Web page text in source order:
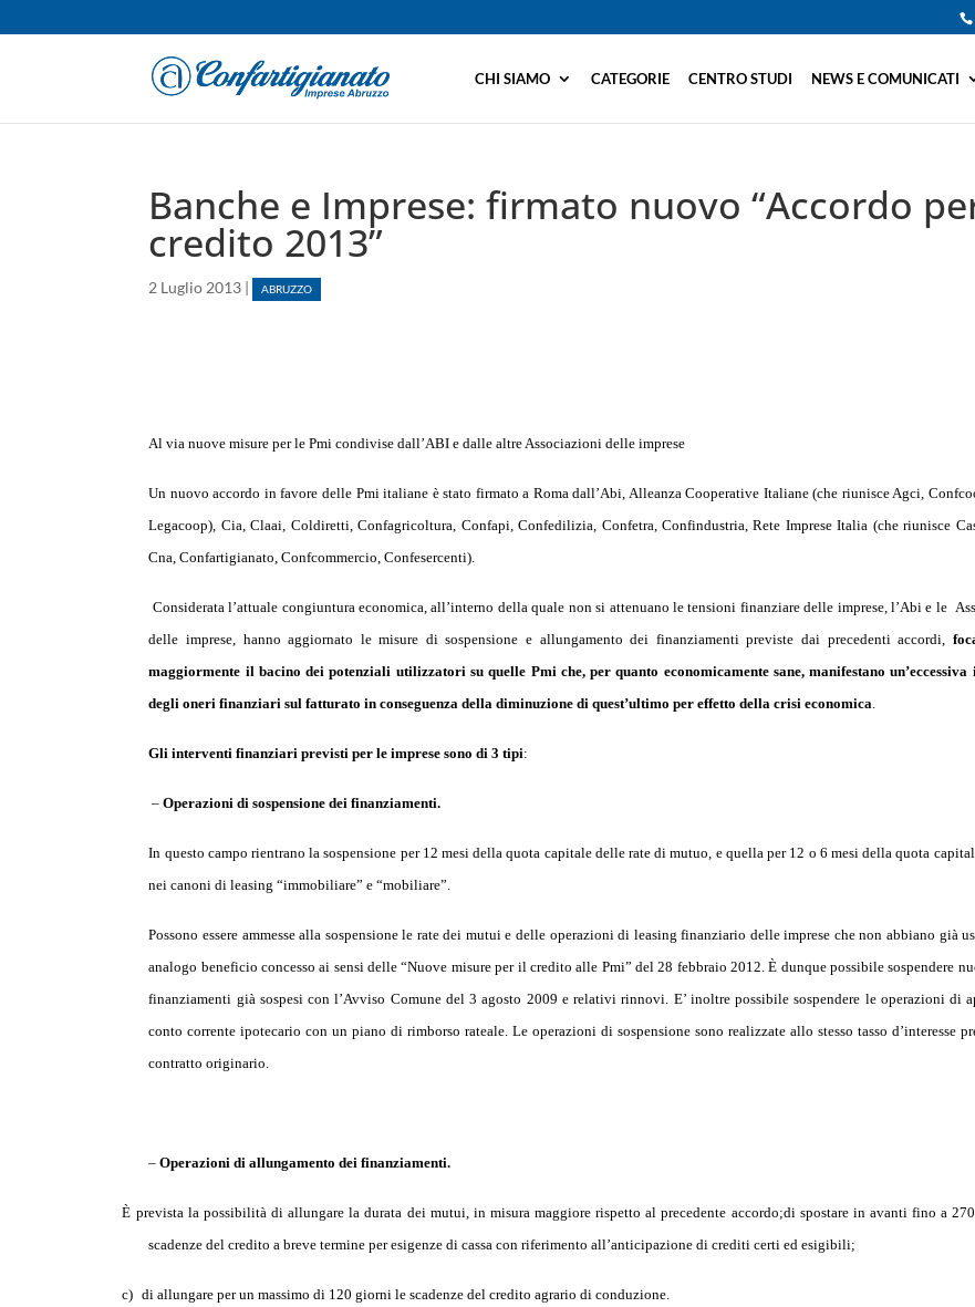
CHI SIAMO CATEGORIE CENTRO STUDI NEWS E COMUNICATI
Banche e Imprese: firmato nuovo “Accordo
credito 2013”
2 Luglio 2013 | ABRUZZO
Al via nuove misure per le Pmi condivise dall’ABI e dalle altre Associazioni delle imprese
Un nuovo accordo in favore delle Pmi italiane è stato firmato a Roma dall’Abi, Alleanza Cooperative Italiane (che riunisce Agci,
Legacoop), Cia, Claai, Coldiretti, Confagricoltura, Confapi, Confedilizia, Confetra, Confindustria, Rete Imprese Italia (che riunisce
Cna, Confartigianato, Confcommercio, Confesercenti).
Considerata l’attuale congiuntura economica, all’interno della quale non si attenuano le tensioni finanziare delle imprese, l’Abi e le
delle imprese, hanno aggiornato le misure di sospensione e allungamento dei finanziamenti previste dai precedenti accordi,
maggiormente il bacino dei potenziali utilizzatori su quelle Pmi che, per quanto economicamente sane, manifestano un’eccessiva
degli oneri finanziari sul fatturato in conseguenza della diminuzione di quest’ultimo per effetto della crisi economica.
Gli interventi finanziari previsti per le imprese sono di 3 tipi:
–Operazioni di sospensione dei finanziamenti.
In questo campo rientrano la sospensione per 12 mesi della quota capitale delle rate di mutuo, e quella per 12 o 6 mesi della quota
nei canoni di leasing “immobiliare” e “mobiliare”.
Possono essere ammesse alla sospensione le rate dei mutui e delle operazioni di leasing finanziario delle imprese che non abbiano già
analogo beneficio concesso ai sensi delle “Nuove misure per il credito alle Pmi” del 28 febbraio 2012. È dunque possibile sospendere
finanziamenti già sospesi con l’Avviso Comune del 3 agosto 2009 e relativi rinnovi. E’ inoltre possibile sospendere le operazioni di
conto corrente ipotecario con un piano di rimborso rateale. Le operazioni di sospensione sono realizzate allo stesso tasso d’interesse
contratto originario.
–Operazioni di allungamento dei finanziamenti.
È prevista la possibilità di allungare la durata dei mutui, in misura maggiore rispetto al precedente accordo;di spostare in avanti fino a
scadenze del credito a breve termine per esigenze di cassa con riferimento all’anticipazione di crediti certi ed esigibili;
c) di allungare per un massimo di 120 giorni le scadenze del credito agrario di conduzione.